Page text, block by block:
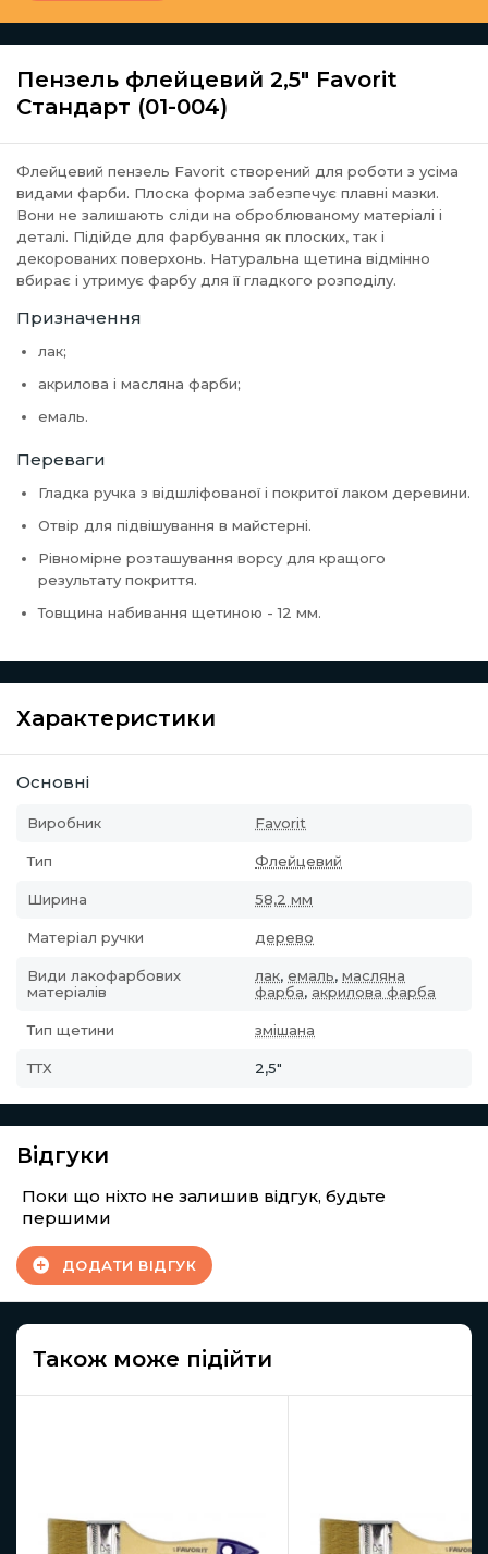
Пензель флейцевий 2,5" Favorit
Стандарт (01-004)
Флейцевий пензель Favorit створений для роботи з усіма
видами фарби. Плоска форма забезпечує плавні мазки.
Вони не залишають сліди на оброблюваному матеріалі і
деталі. Підійде для фарбування як плоских, так і
декорованих поверхонь. Натуральна щетина відмінно
вбирає і утримує фарбу для її гладкого розподілу.
Призначення
лак;
акрилова і масляна фарби;
емаль.
Переваги
Гладка ручка з відшліфованої і покритої лаком деревини.
Отвір для підвішування в майстерні.
Рівномірне розташування ворсу для кращого
результату покриття.
Товщина набивання щетиною - 12 мм.
Характеристики
Основні
Виробник Favorit
Тип Флейцевий
Ширина 58,2 мм
Матеріал ручки дерево
Види лакофарбових
матеріалів
лак, емаль, масляна
фарба, акрилова фарба
Тип щетини змішана
ТТХ 2,5"
Відгуки
Поки що ніхто не залишив відгук, будьте
першими
ДОДАТИ ВІДГУК
Також може підійти